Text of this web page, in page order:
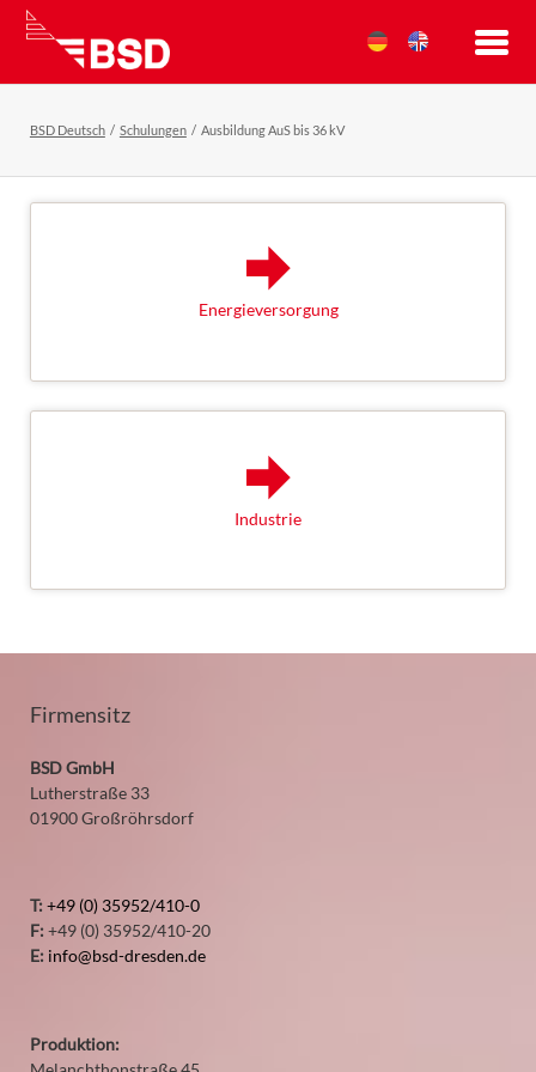
BSD Deutsch Schulungen Ausbildung AuS bis 36 kV
Firmensitz
BSD GmbH
Lutherstraße 33
01900 Großröhrsdorf
T: +49 (0) 35952/410-0
F: +49 (0) 35952/410-20
E: info@bsd-dresden.de
Produktion: